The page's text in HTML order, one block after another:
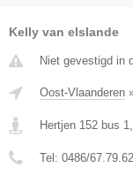
Kelly van elslande
Niet gevestigd in
Oost-Vlaanderen
Hertjen 152 bus 1,
Tel: 0486/67.79.62